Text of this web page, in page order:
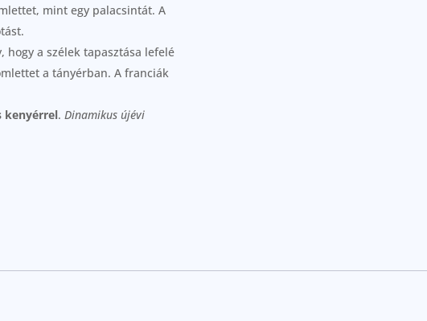
mint egy palacsintát. A
hogy a szélek tapasztása lefelé
a tányérban. A franciák
kenyérrel. Dinamikus újévi